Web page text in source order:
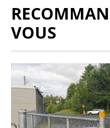
VOUS